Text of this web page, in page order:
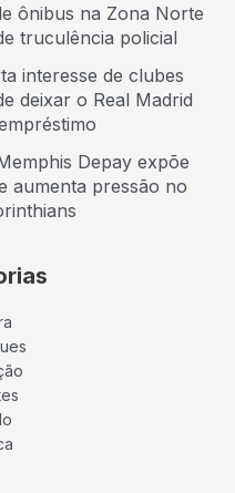
ônibus na Zona Norte
truculência policial
interesse de clubes
deixar o Real Madrid
Depay expõe
aumenta pressão no